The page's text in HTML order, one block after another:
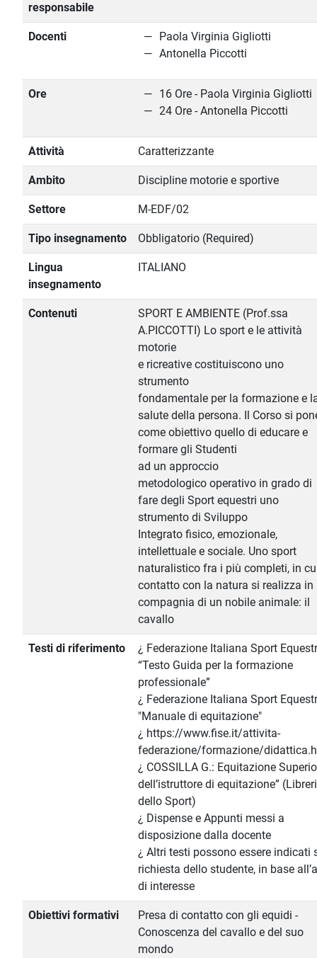
responsabile
Docenti
Paola Virginia Gigliotti
Antonella Piccotti
Ore
16 Ore - Paola Virginia Gigliotti
24 Ore - Antonella Piccotti
Attività Caratterizzante
Ambito Discipline motorie e sportive
Settore M-EDF/02
Tipo insegnamento Obbligatorio (Required)
Lingua
insegnamento
ITALIANO
Contenuti
SPORT E AMBIENTE (Prof.ssa
A.PICCOTTI) Lo sport e le attività
motorie
e ricreative costituiscono uno
strumento
fondamentale per la formazione e
salute della persona. Il Corso si
come obiettivo quello di educare e
formare gli Studenti
ad un approccio
metodologico operativo in grado di
fare degli Sport equestri uno
strumento di Sviluppo
Integrato fisico, emozionale,
intellettuale e sociale. Uno sport
naturalistico fra i più completi, in
contatto con la natura si realizza in
compagnia di un nobile animale: il
cavallo
Testi di riferimento
¿ Federazione Italiana Sport
“Testo Guida per la formazione
professionale”
¿ Federazione Italiana Sport
"Manuale di equitazione"
¿ https://www.fise.it/attivita-
federazione/formazione/
¿ COSSILLA G.: Equitazione
dell’istruttore di equitazione”
dello Sport)
¿ Dispense e Appunti messi a
disposizione dalla docente
¿ Altri testi possono essere indicati
richiesta dello studente, in base
di interesse
Obiettivi formativi
Presa di contatto con gli equidi -
Conoscenza del cavallo e del suo
mondo